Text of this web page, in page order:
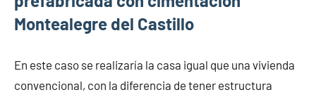
Montealegre del Castillo
En este caso se realizaría la casa igual que una vivienda
convencional, con la diferencia de tener estructura